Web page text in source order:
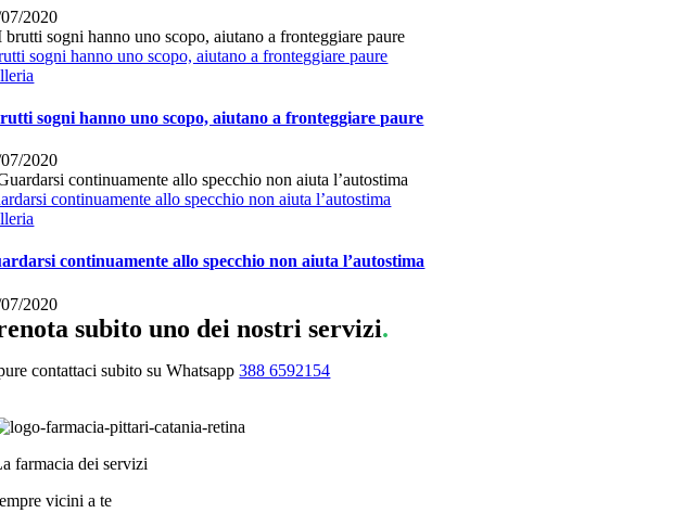
2020
sogni hanno uno scopo, aiutano a fronteggiare paure
sogni hanno uno scopo, aiutano a fronteggiare paure
2020
continuamente allo specchio non aiuta l’autostima
continuamente allo specchio non aiuta l’autostima
2020
subito uno dei nostri servizi.
contattaci subito su Whatsapp388 6592154
farmacia dei servizi
vicini a te